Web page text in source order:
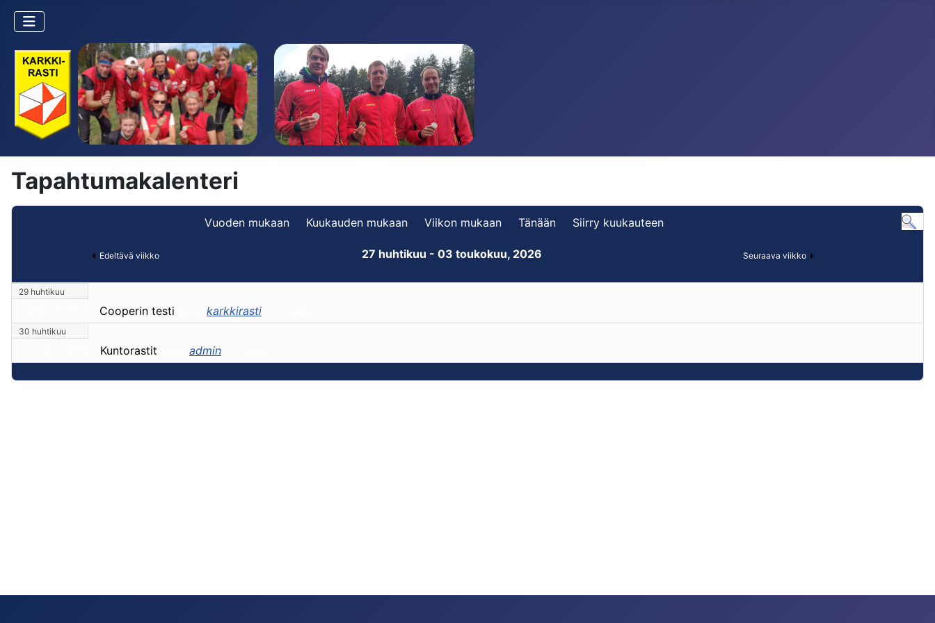
Tapahtumakalenteri
Vuoden mukaan Kuukauden mukaan Viikon mukaan Tänään Siirry kuukauteen
Edeltävä viikko 27 huhtikuu - 03 toukokuu, 2026 Seuraava viikko
29 huhtikuu
Cooperin testi karkkirasti
30 huhtikuu
Kuntorastit admin